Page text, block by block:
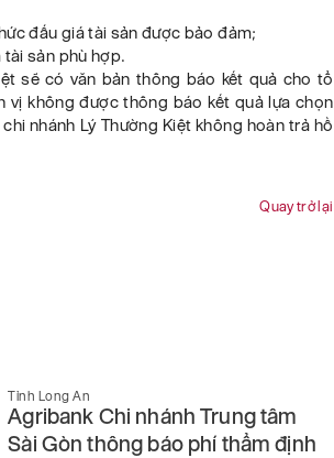
đấu giá tài sản được bảo đảm;
sản phù hợp.
sẽ có văn bản thông báo kết quả cho tổ
vị không được thông báo kết quả lựa chọn
nhánh Lý Thường Kiệt không hoàn trả hồ
Quay trở lại
Tỉnh Long An
Agribank Chi nhánh Trung tâm
Sài Gòn thông báo phí thẩm định